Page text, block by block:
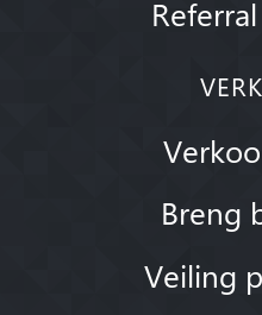
Breng
Veiling